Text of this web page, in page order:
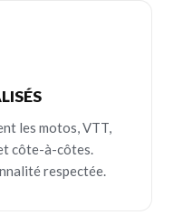
les motos, VTT,
côte-à-côtes.
respectée.